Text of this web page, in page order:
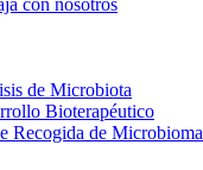
con nosotros
de Microbiota
Bioterapéutico
Recogida de Microbioma